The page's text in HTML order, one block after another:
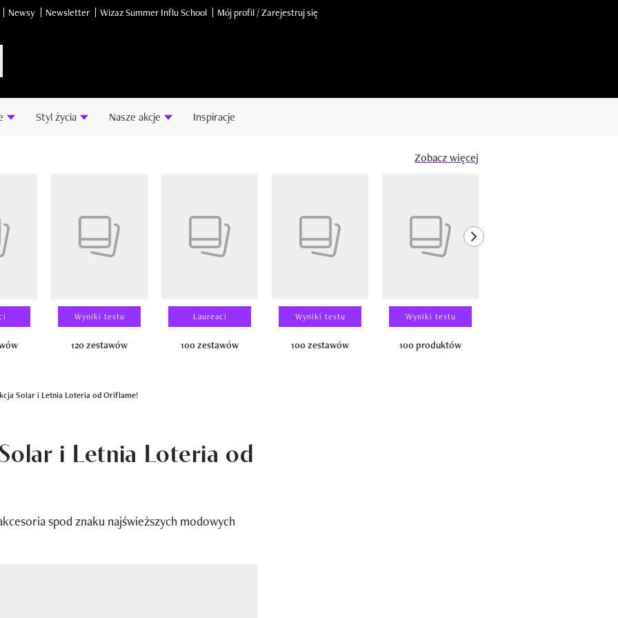
Newsy Newsletter Wizaz Summer Influ School Mój profil / Zarejestruj się
Styl życia Nasze akcje Inspiracje
Zobacz więcej
Wyniki testu
120 zestawów
Laureaci
100 zestawów
Wyniki testu
100 zestawów
Wyniki testu
100 produktów
next element
Solar i Letnia Loteria od Oriflame!
i Letnia Loteria od
spod znaku najświeższych modowych